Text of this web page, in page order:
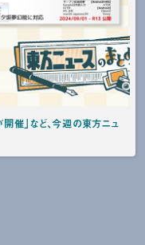
」など、今週の東方ニュ